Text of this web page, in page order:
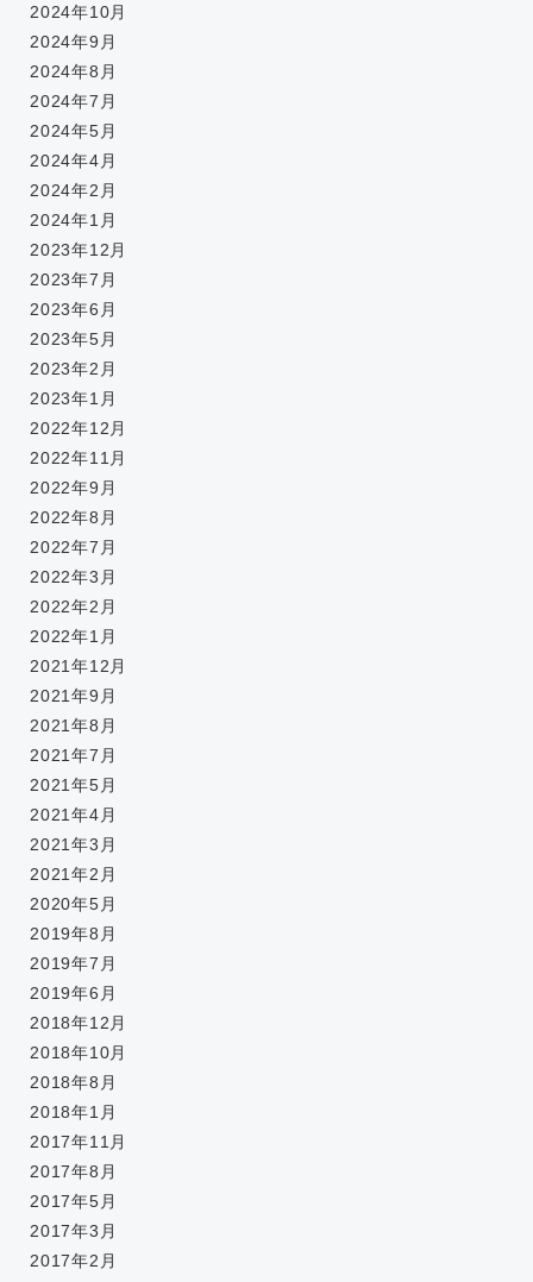
2024年10月
2024年9月
2024年8月
2024年7月
2024年5月
2024年4月
2024年2月
2024年1月
2023年12月
2023年7月
2023年6月
2023年5月
2023年2月
2023年1月
2022年12月
2022年11月
2022年9月
2022年8月
2022年7月
2022年3月
2022年2月
2022年1月
2021年12月
2021年9月
2021年8月
2021年7月
2021年5月
2021年4月
2021年3月
2021年2月
2020年5月
2019年8月
2019年7月
2019年6月
2018年12月
2018年10月
2018年8月
2018年1月
2017年11月
2017年8月
2017年5月
2017年3月
2017年2月